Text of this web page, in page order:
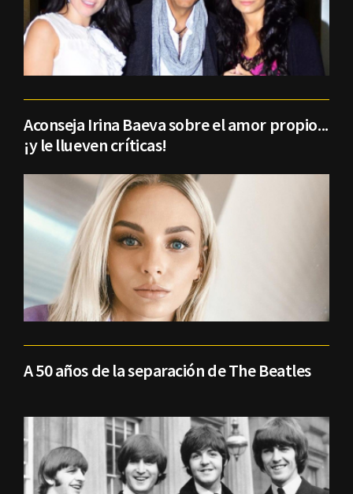
Aconseja Irina Baeva sobre el amor propio...
¡y le llueven críticas!
A 50 años de la separación de The Beatles